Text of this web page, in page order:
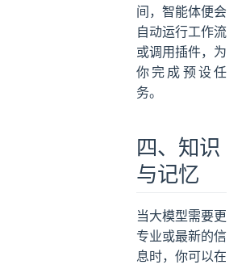
间，智能体便会
自动运行工作流
或调用插件，为
你完成预设任
务。
四、知识
与记忆
当大模型需要更
专业或最新的信
息时，你可以在